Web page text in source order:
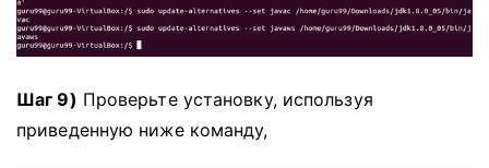
Шаг 9) Проверьте установку, используя
приведенную ниже команду,